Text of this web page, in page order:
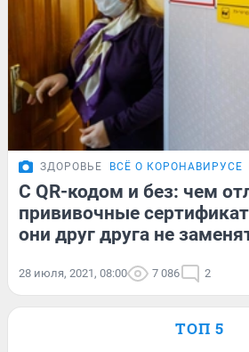
ЗДОРОВЬЕ ВСЁ О КОРОНАВИРУСЕ
С QR-кодом и без: чем
прививочные
они друг друга не
28 июля, 2021, 08:00 7 086 2
ТОП 5